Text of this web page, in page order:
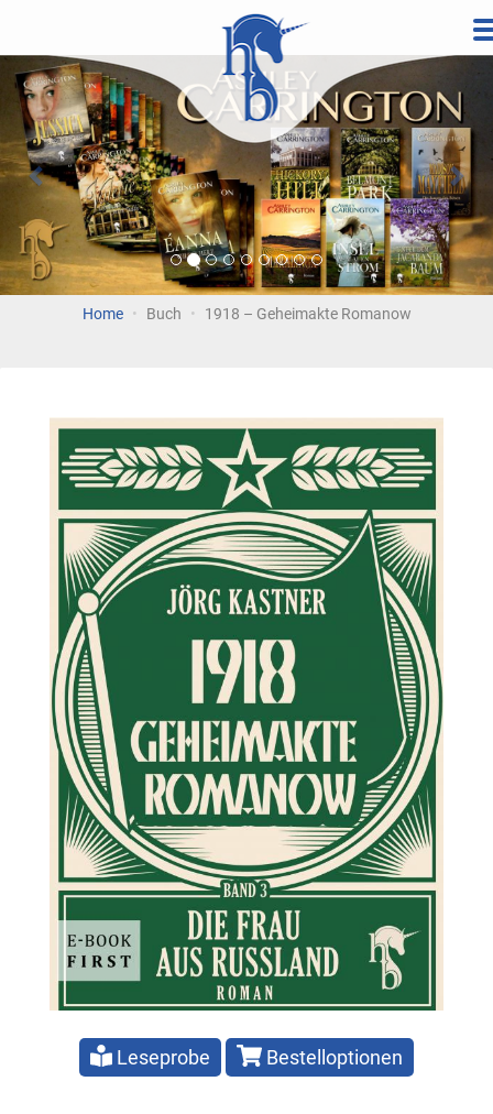
InhaltVorherige
Home Buch 1918 – Geheimakte Romanow
Leseprobe Bestelloptionen